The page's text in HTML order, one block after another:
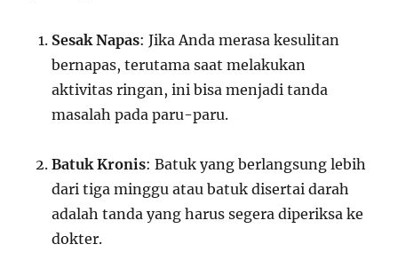
Sesak Napas: Jika Anda merasa kesulitan
bernapas, terutama saat melakukan
aktivitas ringan, ini bisa menjadi tanda
masalah pada paru-paru.
Batuk Kronis: Batuk yang berlangsung lebih
dari tiga minggu atau batuk disertai darah
adalah tanda yang harus segera diperiksa ke
dokter.